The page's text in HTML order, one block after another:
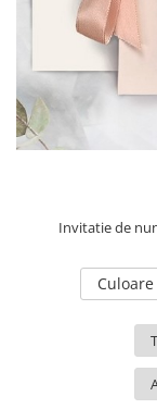
Pachete marturii
Pungi si cutii
Sticle si borcane
Cutii flori de hartie
Cutii flori de sapun
Cutii flori mixte
Cutii LUX
Aranjamente
2020 Craciun si
2022 Crăciun
Toamna și
Invitatie de